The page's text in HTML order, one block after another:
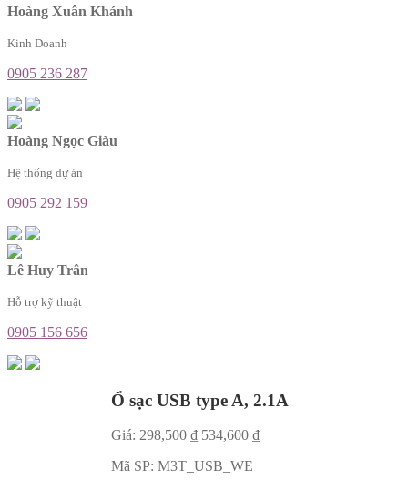
Hoàng Xuân Khánh
Kinh Doanh
0905 236 287
Hoàng Ngọc Giàu
Hệ thống dự án
0905 292 159
Lê Huy Trân
Hỗ trợ kỹ thuật
0905 156 656
Ổ sạc USB type A, 2.1A
Giá: 298,500 ₫ 534,600 ₫
Mã SP: M3T_USB_WE